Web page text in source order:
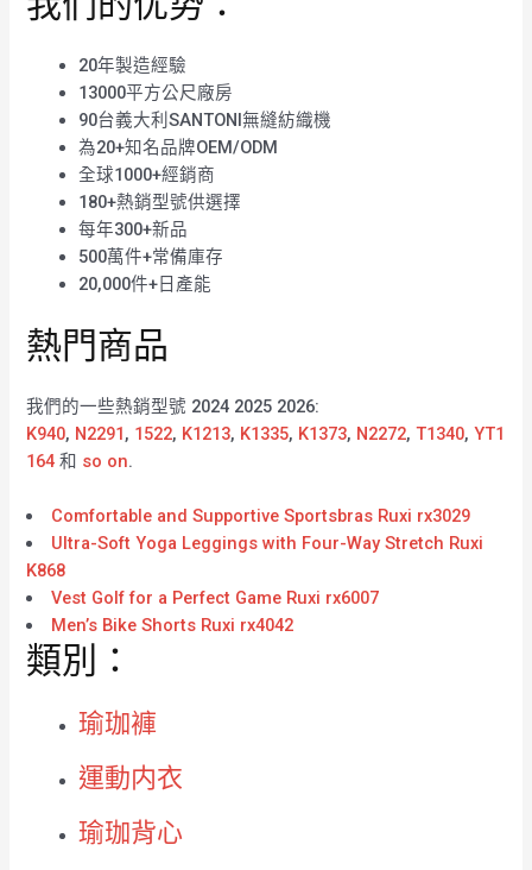
20年製造經驗
13000平方公尺廠房
90台義大利SANTONI無縫紡織機
為20+知名品牌OEM/ODM
全球1000+經銷商
180+熱銷型號供選擇
每年300+新品
500萬件+常備庫存
20,000件+日產能
熱門商品
我們的一些熱銷型號 2024 2025 2026:
K940, N2291, 1522, K1213, K1335, K1373, N2272,T1340,YT1
164 和 so on.
Comfortable and Supportive Sportsbras Ruxi rx3029
Ultra-Soft Yoga Leggings with Four-Way Stretch Ruxi
K868
Vest Golf for a Perfect Game Ruxi rx6007
Men’s Bike Shorts Ruxi rx4042
類別：
瑜珈褲
運動内衣
瑜珈背心